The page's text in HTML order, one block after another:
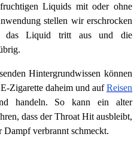
Liquids mit oder ohne
stellen wir erschrocken
das Liquid tritt aus und die
Hintergrundwissen können
Zigarette daheim und aufReisen
handeln. So kann ein alter
dass der Throat Hit ausbleibt,
Dampf verbrannt schmeckt.